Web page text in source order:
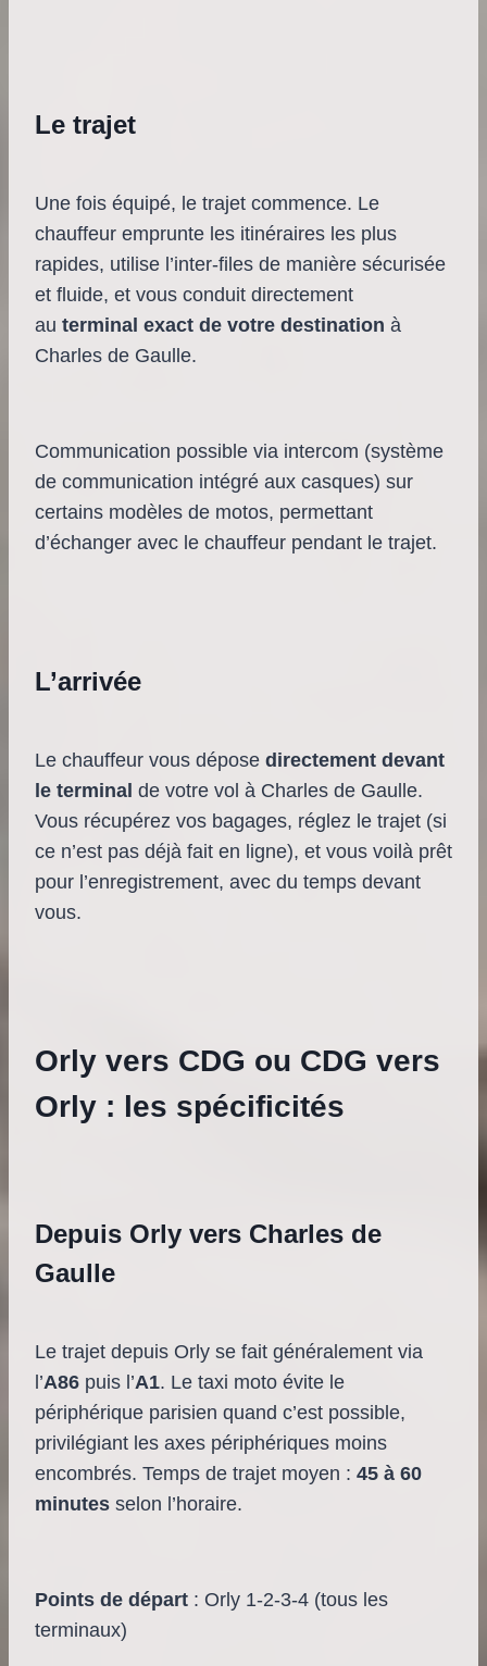
Le trajet
Une fois équipé, le trajet commence. Le
chauffeur emprunte les itinéraires les plus
rapides, utilise l’inter-files de manière sécurisée
et fluide, et vous conduit directement
au terminal exact de votre destination à
Charles de Gaulle.
Communication possible via intercom (système
de communication intégré aux casques) sur
certains modèles de motos, permettant
d’échanger avec le chauffeur pendant le trajet.
L’arrivée
Le chauffeur vous dépose directement devant
le terminal de votre vol à Charles de Gaulle.
Vous récupérez vos bagages, réglez le trajet (si
ce n’est pas déjà fait en ligne), et vous voilà prêt
pour l’enregistrement, avec du temps devant
vous.
Orly vers CDG ou CDG vers
Orly : les spécificités
Depuis Orly vers Charles de
Gaulle
Le trajet depuis Orly se fait généralement via
l’A86 puis l’A1. Le taxi moto évite le
périphérique parisien quand c’est possible,
privilégiant les axes périphériques moins
encombrés. Temps de trajet moyen : 45 à 60
minutes selon l’horaire.
Points de départ : Orly 1-2-3-4 (tous les
terminaux)